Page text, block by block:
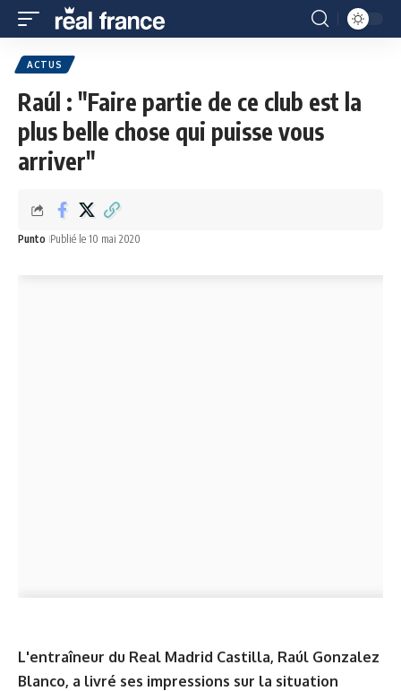
ACTUS
Raúl : "Faire partie de ce club est la
plus belle chose qui puisse vous
arriver"
Punto Publié le 10 mai 2020
L'entraîneur du Real Madrid Castilla, Raúl Gonzalez
Blanco, a livré ses impressions sur la situation